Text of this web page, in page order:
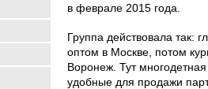
в феврале 2015 года.
Группа действовала так:
оптом в Москве, потом
Воронеж. Тут
удобные для продажи